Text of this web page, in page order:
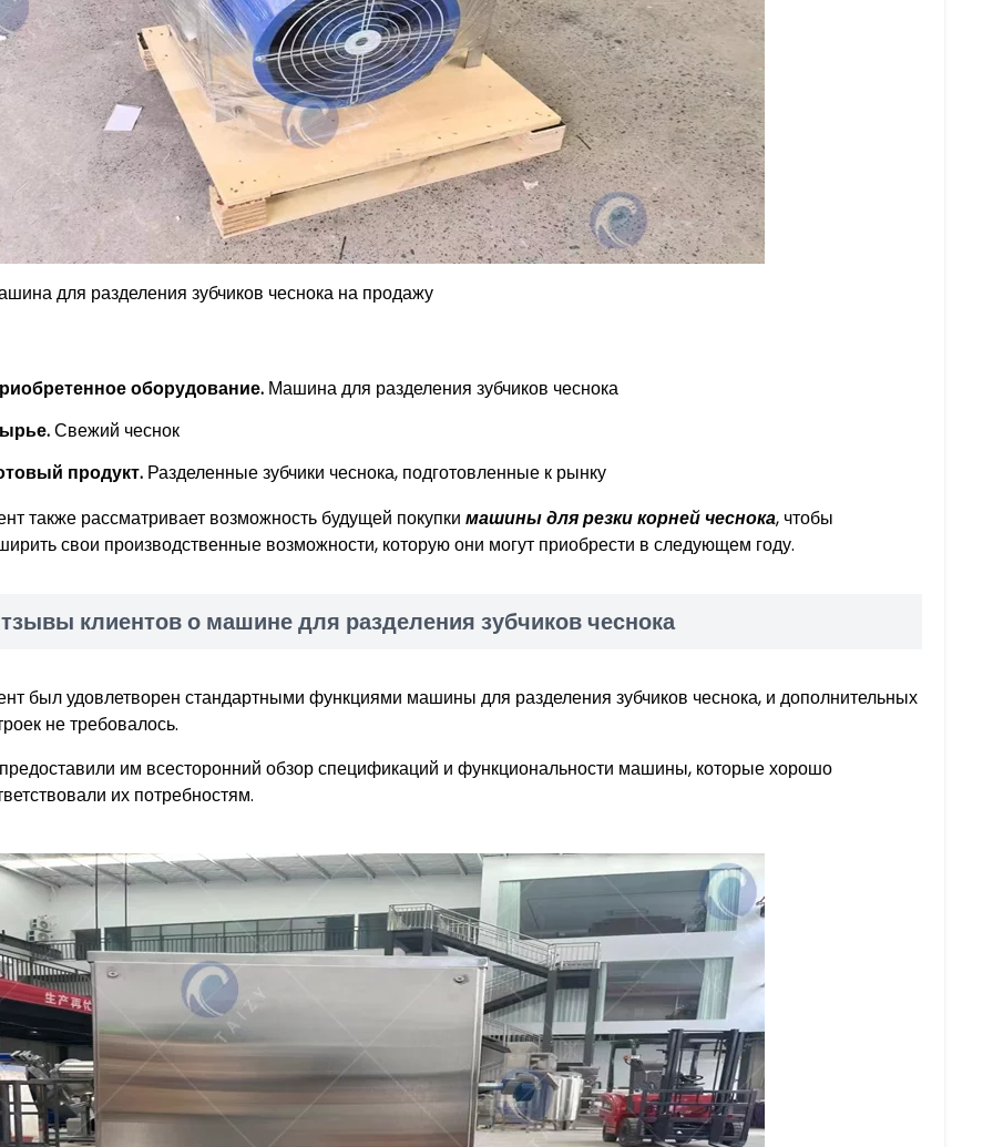
для разделения зубчиков чеснока на продажу
оборудование. Машина для разделения зубчиков чеснока
Свежий чеснок
продукт. Разделенные зубчики чеснока, подготовленные к рынку
также рассматривает возможность будущей покупки машины для резки корней чеснока, чтобы
свои производственные возможности, которую они могут приобрести в следующем году.
клиентов о машине для разделения зубчиков чеснока
был удовлетворен стандартными функциями машины для разделения зубчиков чеснока, и дополнительных
не требовалось.
им всесторонний обзор спецификаций и функциональности машины, которые хорошо
их потребностям.